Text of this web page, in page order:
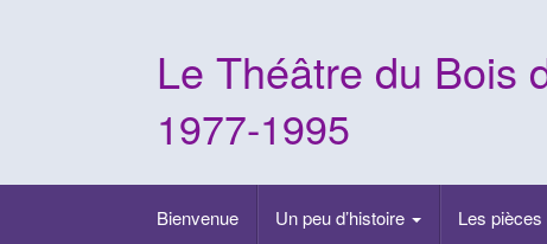
Le Théâtre du Bois
1977-1995
Bienvenue Un peu d’histoire Les